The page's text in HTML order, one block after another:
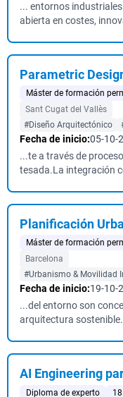
... entornos
abierta en costes,
Parametric
Máster de formación
Sant Cugat del Vallès
#Diseño Arquitectónico
Fecha de inicio:05-10-
...te a través de
tesada.La integración
Planificación
Máster de formación
Barcelona
#Urbanismo & Movilidad
Fecha de inicio:19-10-
...del entorno son
arquitectura
AI Engineering
Diploma de experto